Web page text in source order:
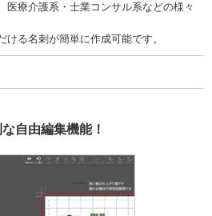
医療介護系・士業コンサル系などの様々
る名刺が簡単に作成可能です。
自由編集機能！